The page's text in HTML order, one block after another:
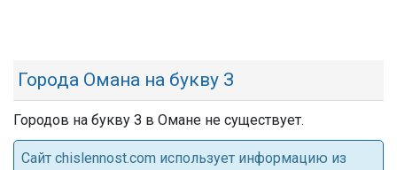
Города Омана на букву З
Городов на букву З в Омане не существует.
Cайт chislennost.com использует информацию из